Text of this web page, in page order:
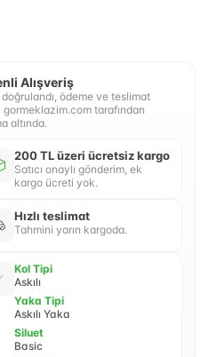
Alışveriş
doğrulandı, ödeme ve teslimat
gormeklazim.com tarafından
altında.
200 TL üzeri ücretsiz kargo
Satıcı onaylı gönderim, ek
kargo ücreti yok.
Hızlı teslimat
Tahmini yarın kargoda.
Kol Tipi
Askılı
Yaka Tipi
Askılı Yaka
Siluet
Basic